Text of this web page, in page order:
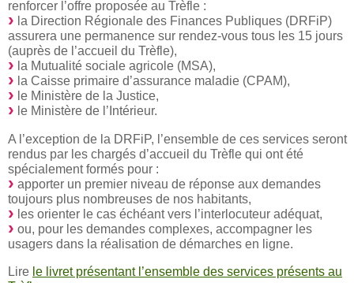
renforcer l’offre proposée au Trèfle :
la Direction Régionale des Finances Publiques (DRFiP)
assurera une permanence sur rendez-vous tous les 15 jours
(auprès de l’accueil du Trèfle),
la Mutualité sociale agricole (MSA),
la Caisse primaire d’assurance maladie (CPAM),
le Ministère de la Justice,
le Ministère de l’Intérieur.
A l’exception de la DRFiP, l’ensemble de ces services seront
rendus par les chargés d’accueil du Trèfle qui ont été
spécialement formés pour :
apporter un premier niveau de réponse aux demandes
toujours plus nombreuses de nos habitants,
les orienter le cas échéant vers l’interlocuteur adéquat,
ou, pour les demandes complexes, accompagner les
usagers dans la réalisation de démarches en ligne.
Lire le livret présentant l’ensemble des services présents au